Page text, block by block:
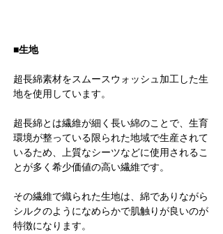
■生地
超長綿素材をスムースウォッシュ加工した生
地を使用しています。
超長綿とは繊維が細く長い綿のことで、生育
環境が整っている限られた地域で生産されて
いるため、上質なシーツなどに使用されるこ
とが多く希少価値の高い繊維です。
その繊維で織られた生地は、綿でありながら
シルクのようになめらかで肌触りが良いのが
特徴になります。